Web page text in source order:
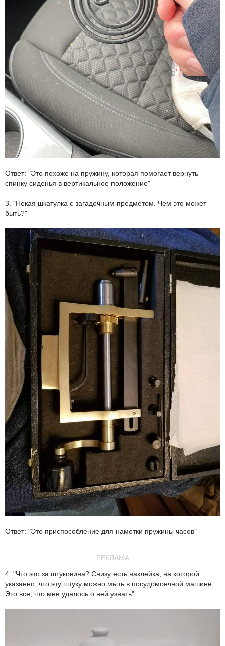
Ответ: "Это похоже на пружину, которая помогает вернуть
спинку сиденья в вертикальное положение"
3. "Некая шкатулка с загадочным предметом. Чем это может
быть?"
Ответ: "Это приспособление для намотки пружины часов"
РЕКЛАМА
4. "Что это за штуковина? Снизу есть наклейка, на которой
указанно, что эту штуку можно мыть в посудомоечной машине.
Это все, что мне удалось о ней узнать"